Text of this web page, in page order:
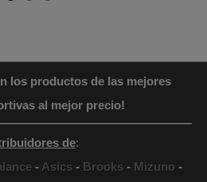
los productos de las mejores
al mejor precio!
de:
- Asics- Brooks- Mizuno-